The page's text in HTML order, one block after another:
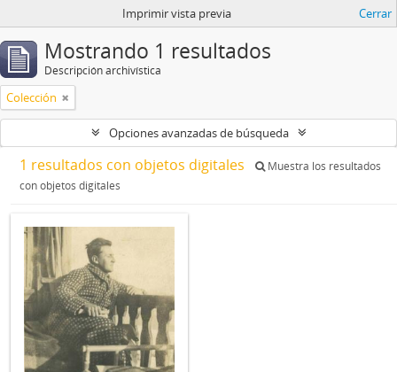
Imprimir vista previa Cerrar
Mostrando 1 resultados
Descripción archivística
Colección
Opciones avanzadas de búsqueda
1 resultados con objetos digitales
Muestra los resultados
con objetos digitales